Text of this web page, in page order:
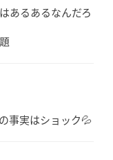
あるあるなんだろ
事実はショック💦